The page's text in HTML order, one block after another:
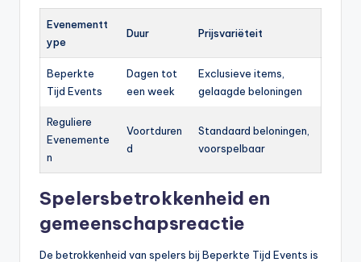
Evenementt
ype
Duur Prijsvariëteit
Beperkte
Tijd Events
Dagen tot
een week
Exclusieve items,
gelaagde beloningen
Reguliere
Evenemente
n
Voortduren
d
Standaard beloningen,
voorspelbaar
Spelersbetrokkenheid en
gemeenschapsreactie
De betrokkenheid van spelers bij Beperkte Tijd Events is